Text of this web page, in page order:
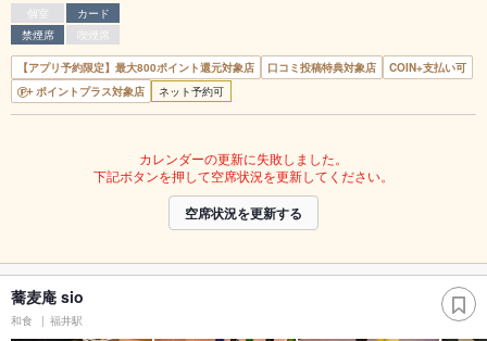
個室
カード
禁煙席
喫煙席
【アプリ予約限定】最大800ポイント還元対象店 口コミ投稿特典対象店
COIN+支払い可
ポイントプラス対象店
ネット予約可
カレンダーの更新に失敗しました。
下記ボタンを押して空席状況を更新してください。
空席状況を更新する
蕎麦庵 sio
和食 福井駅